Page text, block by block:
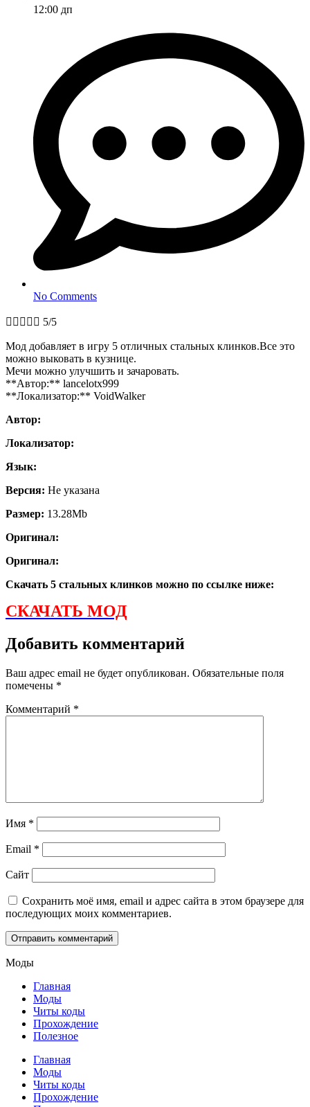
12:00 дп
No Comments
     5/5
Мод добавляет в игру 5 отличных стальных клинков.Все это
можно выковать в кузнице.
Мечи можно улучшить и зачаровать.
**Автор:** lancelotx999
**Локализатор:** VoidWalker
Автор:
Локализатор:
Язык:
Версия: Не указана
Размер: 13.28Mb
Оригинал:
Оригинал:
Скачать 5 стальных клинков можно по ссылке ниже:
СКАЧАТЬ МОД
Добавить комментарий
Ваш адрес email не будет опубликован. Обязательные поля
помечены *
Комментарий *
Имя *
Email *
Сайт
Сохранить моё имя, email и адрес сайта в этом браузере для
последующих моих комментариев.
Моды
Главная
Моды
Читы коды
Прохождение
Полезное
Главная
Моды
Читы коды
Прохождение